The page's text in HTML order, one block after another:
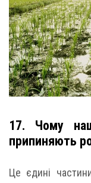
17. Чому
припиняють
Це єдині